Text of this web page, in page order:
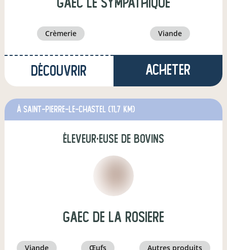
crèmerie viande
Découvrir Acheter
à Saint-Pierre-le-Chastel (11,7 km)
éleveur·euse de bovins
Gaec de la Rosiere
viande œufs autres produits